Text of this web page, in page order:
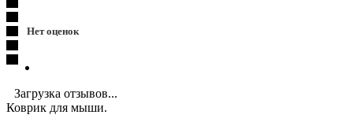
Нет оценок
Загрузка отзывов...
Коврик для мыши.